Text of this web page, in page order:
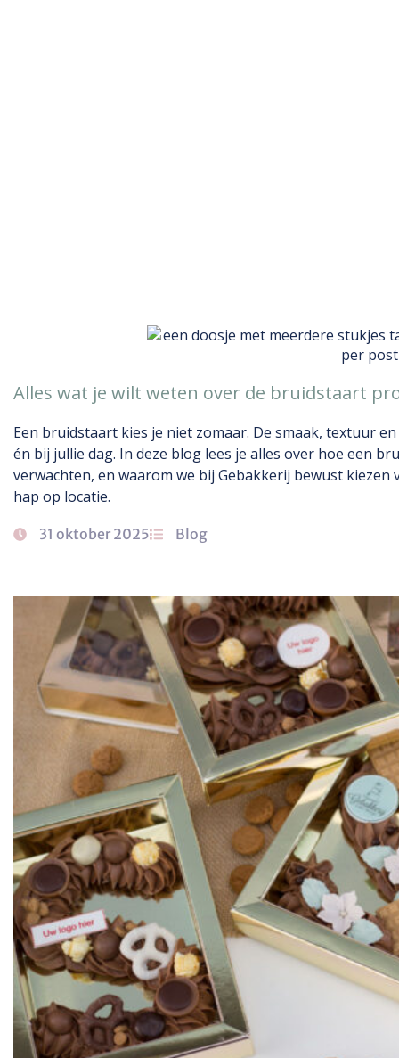
Alles wat je wilt weten over de bruidstaart
Een bruidstaart kies je niet zomaar. De smaak, textuur
én bij jullie dag. In deze blog lees je alles over hoe een
verwachten, en waarom we bij Gebakkerij bewust
hap op locatie.
31 oktober 2025 Blog